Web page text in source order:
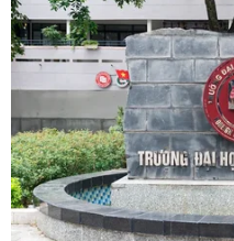
Sinh viên tình nguyện tham
sức mùa thi” năm 2026 tại
Chợ Lớn, Thành phố Hồ Chí
Sáng 7/6, tại Trường
Vương (phường Chợ
Nam Thành phố Hồ